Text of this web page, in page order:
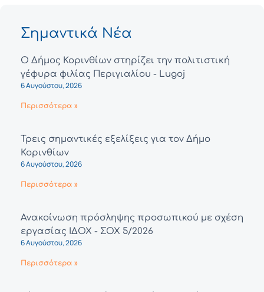
Σημαντικά Νέα
Ο Δήμος Κορινθίων στηρίζει την πολιτιστική
γέφυρα φιλίας Περιγιαλίου - Lugoj
6 Αυγούστου, 2026
Περισσότερα »
Τρεις σημαντικές εξελίξεις για τον Δήμο
Κορινθίων
6 Αυγούστου, 2026
Περισσότερα »
Ανακοίνωση πρόσληψης προσωπικού με σχέση
εργασίας ΙΔΟΧ - ΣΟΧ 5/2026
6 Αυγούστου, 2026
Περισσότερα »